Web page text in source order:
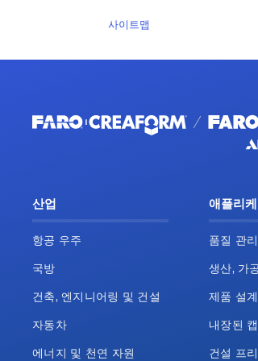
사이트맵
산업
항공 우주
국방
건축, 엔지니어링 및 건설
자동차
에너지 및 천연 자원
애플리
품질 관
생산, 가
제품 설
내장된
건설 프